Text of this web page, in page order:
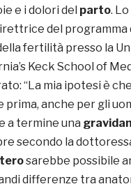
e i dolori del parto.
del programma
fertilità presso la
Keck School of
“La mia ipotesi è
prima, anche per gli
a termine una
secondo la
sarebbe possibile
differenze tra